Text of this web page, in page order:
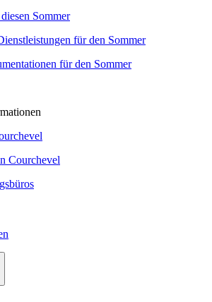
Sommer
für den Sommer
für den Sommer
Courchevel